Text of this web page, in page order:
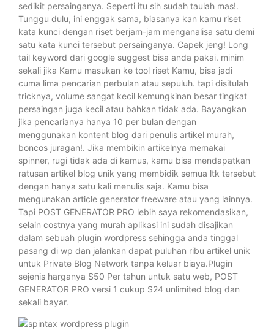
sedikit persainganya. Seperti itu sih sudah taulah mas!.
Tunggu dulu, ini enggak sama, biasanya kan kamu riset
kata kunci dengan riset berjam-jam menganalisa satu demi
satu kata kunci tersebut persainganya. Capek jeng! Long
tail keyword dari google suggest bisa anda pakai. minim
sekali jika Kamu masukan ke tool riset Kamu, bisa jadi
cuma lima pencarian perbulan atau sepuluh. tapi disitulah
tricknya, volume sangat kecil kemungkinan besar tingkat
persaingan juga kecil atau bahkan tidak ada. Bayangkan
jika pencarianya hanya 10 per bulan dengan
menggunakan kontent blog dari penulis artikel murah,
boncos juragan!. Jika membikin artikelnya memakai
spinner, rugi tidak ada di kamus, kamu bisa mendapatkan
ratusan artikel blog unik yang membidik semua ltk tersebut
dengan hanya satu kali menulis saja. Kamu bisa
mengunakan article generator freeware atau yang lainnya.
Tapi POST GENERATOR PRO lebih saya rekomendasikan,
selain costnya yang murah aplikasi ini sudah disajikan
dalam sebuah plugin wordpress sehingga anda tinggal
pasang di wp dan jalankan dapat puluhan ribu artikel unik
untuk Private Blog Network tanpa keluar biaya.Plugin
sejenis harganya $50 Per tahun untuk satu web, POST
GENERATOR PRO versi 1 cukup $24 unlimited blog dan
sekali bayar.